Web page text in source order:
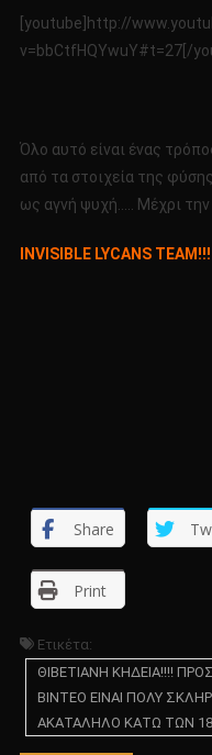
[youtube]http://
v=bbCtfHQYwuY#t=27[/
Όλο αυτό είναι ένας
από τα στοιχεία της
ως αγνή ψυχή….. Μέχρι την
INVISIBLE LYCANS TEAM!!!
Share
Print
Ετικέτα:
ΘΙΒΕΤΙΑΝΗ ΚΗΔΕΙΑ!!!!
ΒΙΝΤΕΟ ΕΙΝΑΙ ΠΟΛΥ
ΑΚΑΤΑΛΗΛΟ ΚΑΤΩ ΤΩΝ